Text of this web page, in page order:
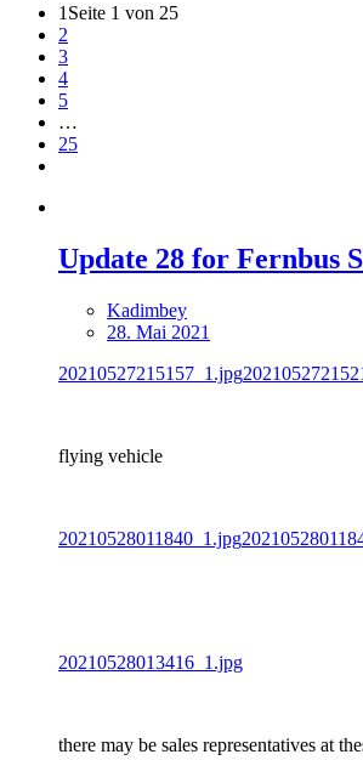
1 Seite 1 von 25
2
3
4
5
…
25
Update 28 for Fernbus
Kadimbey
28. Mai 2021
20210527215157_1.jpg
flying vehicle
20210528011840_1.jpg
20210528013416_1.jpg
there may be sales representatives at